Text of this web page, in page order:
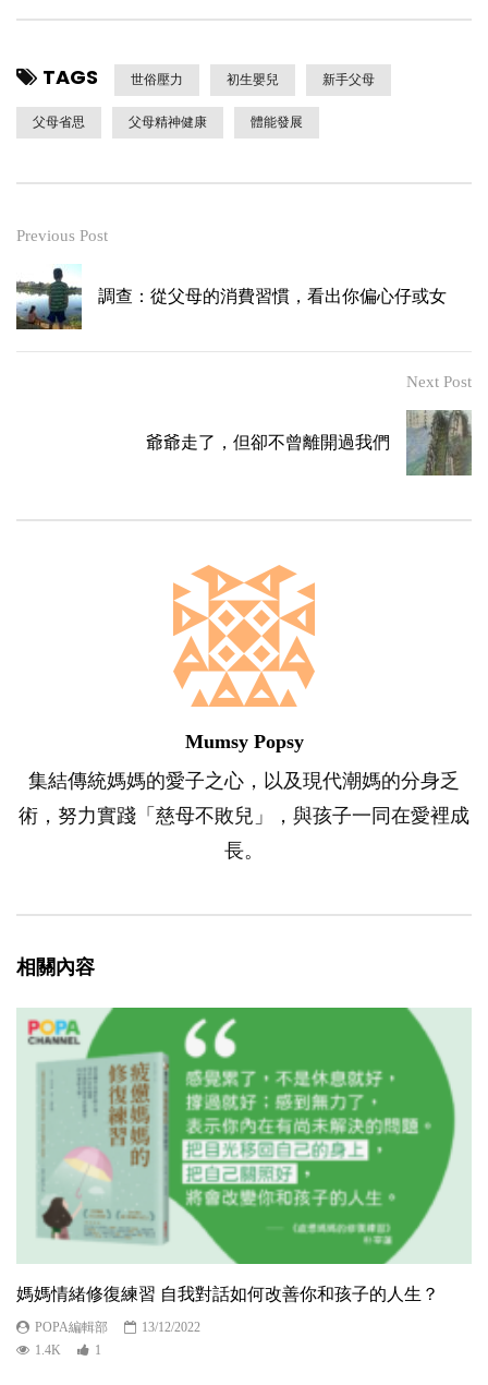
TAGS 世俗壓力 初生嬰兒 新手父母
父母省思 父母精神健康 體能發展
Previous Post
調查：從父母的消費習慣，看出你偏心仔或女
Next Post
爺爺走了，但卻不曾離開過我們
Mumsy Popsy
集結傳統媽媽的愛子之心，以及現代潮媽的分身乏
術，努力實踐「慈母不敗兒」，與孩子一同在愛裡成
長。
相關內容
媽媽情緒修復練習 自我對話如何改善你和孩子的人生？
POPA編輯部
13/12/2022
1.4K
1